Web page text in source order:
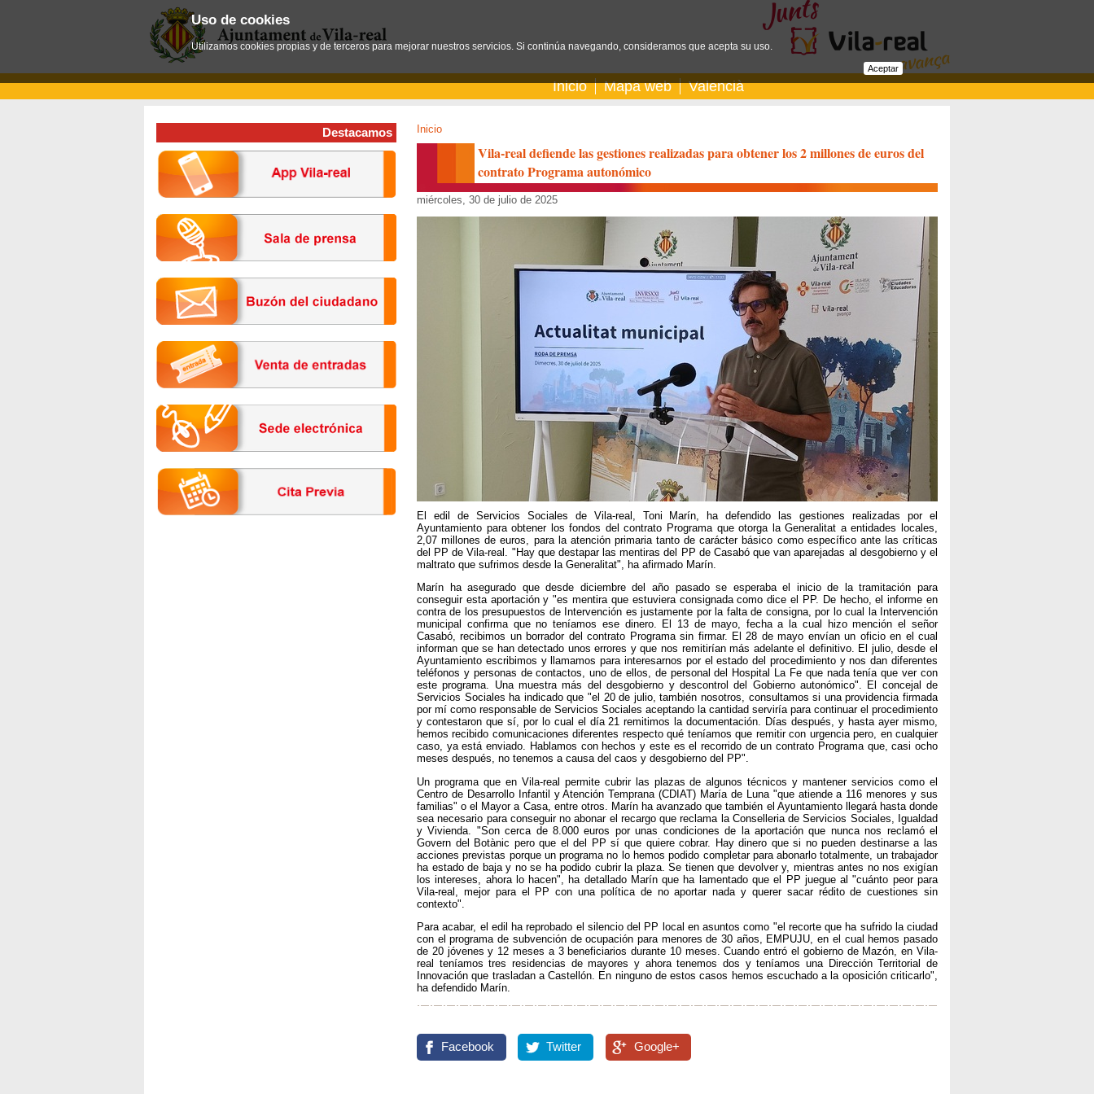
Inicio Mapa web Valencià
Inicio
Vila-real defiende las gestiones realizadas para obtener los 2 millones de euros del
contrato Programa autonómico
miércoles, 30 de julio de 2025
El edil de Servicios Sociales de Vila-real, Toni Marín, ha defendido las gestiones realizadas por el
Ayuntamiento para obtener los fondos del contrato Programa que otorga la Generalitat a entidades locales,
2,07 millones de euros, para la atención primaria tanto de carácter básico como específico ante las críticas
del PP de Vila-real. "Hay que destapar las mentiras del PP de Casabó que van aparejadas al desgobierno y el
maltrato que sufrimos desde la Generalitat", ha afirmado Marín.
Marín ha asegurado que desde diciembre del año pasado se esperaba el inicio de la tramitación para
conseguir esta aportación y "es mentira que estuviera consignada como dice el PP. De hecho, el informe en
contra de los presupuestos de Intervención es justamente por la falta de consigna, por lo cual la Intervención
municipal confirma que no teníamos ese dinero. El 13 de mayo, fecha a la cual hizo mención el señor
Casabó, recibimos un borrador del contrato Programa sin firmar. El 28 de mayo envían un oficio en el cual
informan que se han detectado unos errores y que nos remitirían más adelante el definitivo. El julio, desde el
Ayuntamiento escribimos y llamamos para interesarnos por el estado del procedimiento y nos dan diferentes
teléfonos y personas de contactos, uno de ellos, de personal del Hospital La Fe que nada tenía que ver con
este programa. Una muestra más del desgobierno y descontrol del Gobierno autonómico". El concejal de
Servicios Sociales ha indicado que "el 20 de julio, también nosotros, consultamos si una providencia firmada
por mí como responsable de Servicios Sociales aceptando la cantidad serviría para continuar el procedimiento
y contestaron que sí, por lo cual el día 21 remitimos la documentación. Días después, y hasta ayer mismo,
hemos recibido comunicaciones diferentes respecto qué teníamos que remitir con urgencia pero, en cualquier
caso, ya está enviado. Hablamos con hechos y este es el recorrido de un contrato Programa que, casi ocho
meses después, no tenemos a causa del caos y desgobierno del PP".
Un programa que en Vila-real permite cubrir las plazas de algunos técnicos y mantener servicios como el
Centro de Desarrollo Infantil y Atención Temprana (CDIAT) María de Luna "que atiende a 116 menores y sus
familias" o el Mayor a Casa, entre otros. Marín ha avanzado que también el Ayuntamiento llegará hasta donde
sea necesario para conseguir no abonar el recargo que reclama la Conselleria de Servicios Sociales, Igualdad
y Vivienda. "Son cerca de 8.000 euros por unas condiciones de la aportación que nunca nos reclamó el
Govern del Botànic pero que el del PP sí que quiere cobrar. Hay dinero que si no pueden destinarse a las
acciones previstas porque un programa no lo hemos podido completar para abonarlo totalmente, un trabajador
ha estado de baja y no se ha podido cubrir la plaza. Se tienen que devolver y, mientras antes no nos exigían
los intereses, ahora lo hacen", ha detallado Marín que ha lamentado que el PP juegue al "cuánto peor para
Vila-real, mejor para el PP con una política de no aportar nada y querer sacar rédito de cuestiones sin
contexto".
Para acabar, el edil ha reprobado el silencio del PP local en asuntos como "el recorte que ha sufrido la ciudad
con el programa de subvención de ocupación para menores de 30 años, EMPUJU, en el cual hemos pasado
de 20 jóvenes y 12 meses a 3 beneficiarios durante 10 meses. Cuando entró el gobierno de Mazón, en Vila-
real teníamos tres residencias de mayores y ahora tenemos dos y teníamos una Dirección Territorial de
Innovación que trasladan a Castellón. En ninguno de estos casos hemos escuchado a la oposición criticarlo",
ha defendido Marín.
Facebook Twitter Google+
Destacamos
Uso de cookies
Utilizamos cookies propias y de terceros para mejorar nuestros servicios. Si continúa navegando, consideramos que acepta su uso.
Aceptar